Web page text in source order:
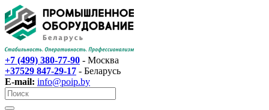
+7 (499) 380-77-90 - Москва
+37529 847-29-17‬ - Беларусь
E-mail: info@poip.by